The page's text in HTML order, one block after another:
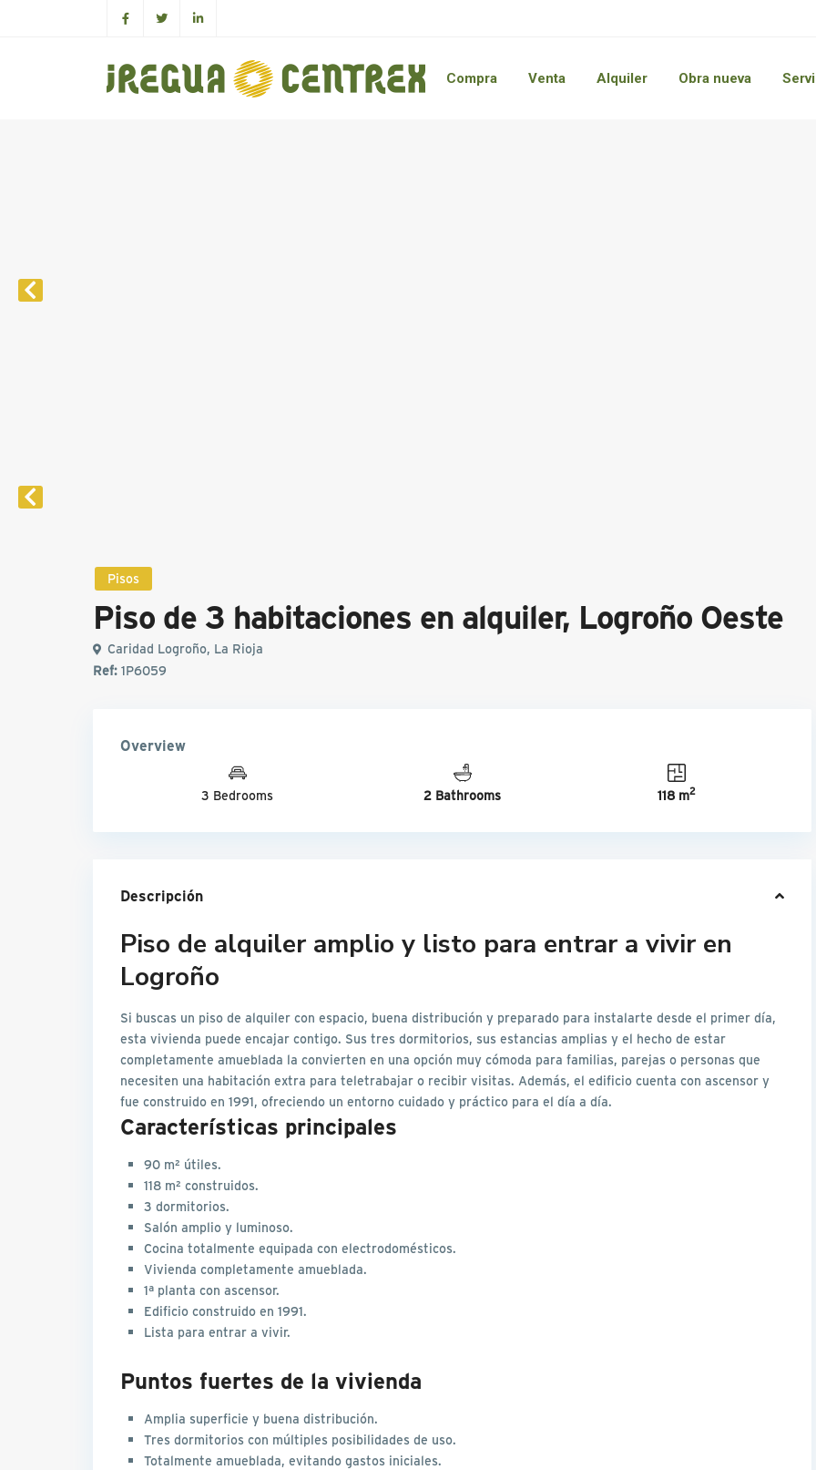
Compra Venta Alquiler Obra nueva
Pisos
Piso de 3 habitaciones en alquiler, Logroño Oeste
Caridad Logroño, La Rioja
Ref:1P6059
Overview
3 Bedrooms 2 Bathrooms 118 m2
Descripción
Piso de alquiler amplio y listo para entrar a vivir en
Logroño
Si buscas un piso de alquiler con espacio, buena distribución y preparado para instalarte desde el primer día,
esta vivienda puede encajar contigo. Sus tres dormitorios, sus estancias amplias y el hecho de estar
completamente amueblada la convierten en una opción muy cómoda para familias, parejas o personas que
necesiten una habitación extra para teletrabajar o recibir visitas. Además, el edificio cuenta con ascensor y
fue construido en 1991, ofreciendo un entorno cuidado y práctico para el día a día.
Características principales
90 m² útiles.
118 m² construidos.
3 dormitorios.
Salón amplio y luminoso.
Cocina totalmente equipada con electrodomésticos.
Vivienda completamente amueblada.
1ª planta con ascensor.
Edificio construido en 1991.
Lista para entrar a vivir.
Puntos fuertes de la vivienda
Amplia superficie y buena distribución.
Tres dormitorios con múltiples posibilidades de uso.
Totalmente amueblada, evitando gastos iniciales.